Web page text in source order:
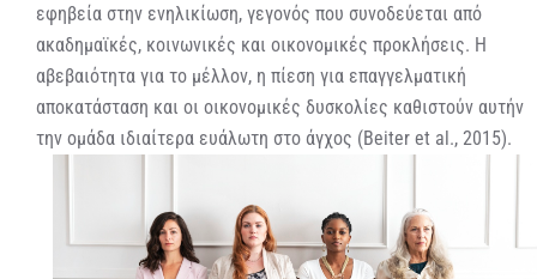
εφηβεία στην ενηλικίωση, γεγονός που συνοδεύεται από
ακαδημαϊκές, κοινωνικές και οικονομικές προκλήσεις. Η
αβεβαιότητα για το μέλλον, η πίεση για επαγγελματική
αποκατάσταση και οι οικονομικές δυσκολίες καθιστούν αυτήν
την ομάδα ιδιαίτερα ευάλωτη στο άγχος (Beiter et al., 2015).